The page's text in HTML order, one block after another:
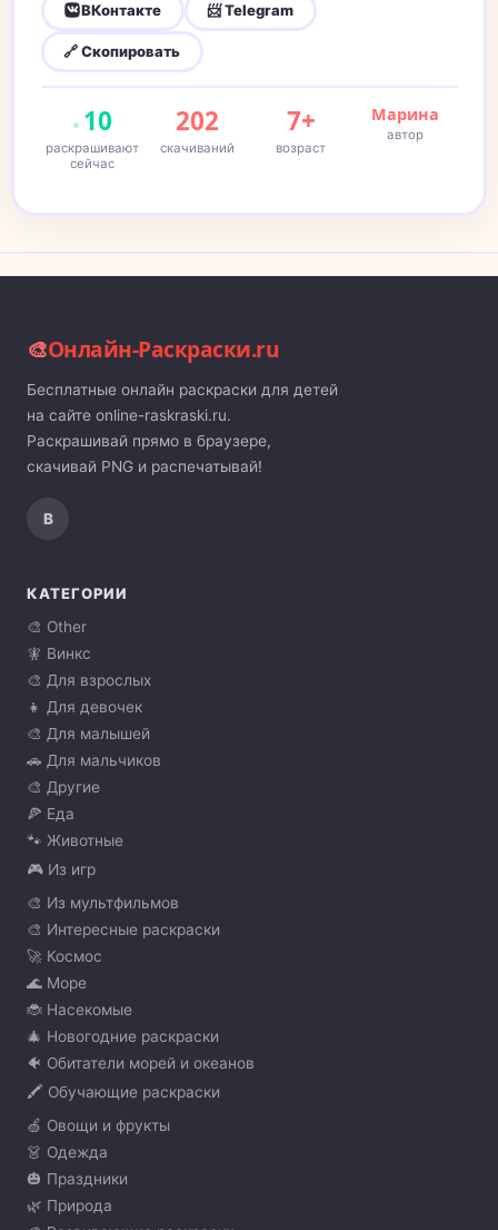
ВКонтакте 📨 Telegram
🔗 Скопировать
10
раскрашивают
сейчас
202
скачиваний
7+
возраст
Марина
автор
🎨Онлайн-Раскраски.ru
Бесплатные онлайн раскраски для детей
на сайте online-raskraski.ru.
Раскрашивай прямо в браузере,
скачивай PNG и распечатывай!
В
КАТЕГОРИИ
🎨 Other
🧚 Винкс
🎨 Для взрослых
👧 Для девочек
🎨 Для малышей
🚗 Для мальчиков
🎨 Другие
🍕 Еда
🐾 Животные
🎮 Из игр
🎨 Из мультфильмов
🎨 Интересные раскраски
🚀 Космос
🌊 Море
🐞 Насекомые
🎄 Новогодние раскраски
🐠 Обитатели морей и океанов
🖍️ Обучающие раскраски
🍏 Овощи и фрукты
👗 Одежда
🎃 Праздники
🌿 Природа